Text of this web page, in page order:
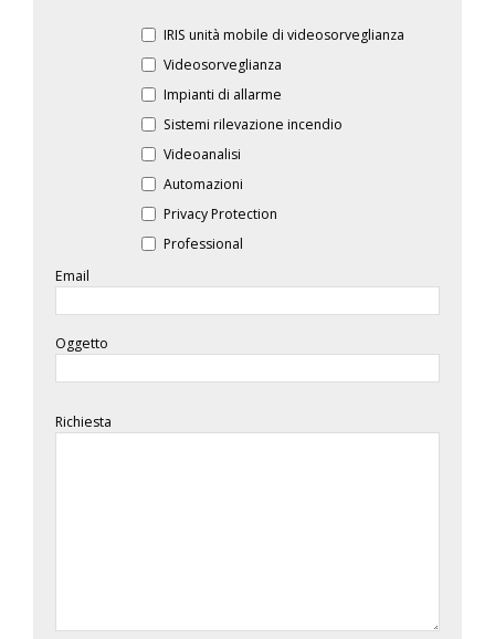
IRIS unità mobile di videosorveglianza
Videosorveglianza
Impianti di allarme
Sistemi rilevazione incendio
Videoanalisi
Automazioni
Privacy Protection
Professional
Email
Oggetto
Richiesta